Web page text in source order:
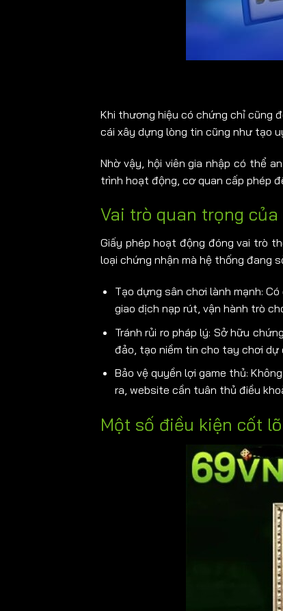
Khi thương hiệu có chứng chỉ cũng
cái xây dựng lòng tin cũng như tạo
Nhờ vậy, hội viên gia nhập có thể
trình hoạt động, cơ quan cấp phép
Vai trò quan trọng
Giấy phép hoạt động đóng vai trò
loại chứng nhận mà hệ thống đang
Tạo dựng sân chơi lành mạnh:
giao dịch nạp rút, vận hành trò
Tránh rủi ro pháp lý: Sở hữu
đảo, tạo niềm tin cho tay chơi dự
Bảo vệ quyền lợi game thủ:
ra, website cần tuân thủ điều
Một số điều kiện cốt